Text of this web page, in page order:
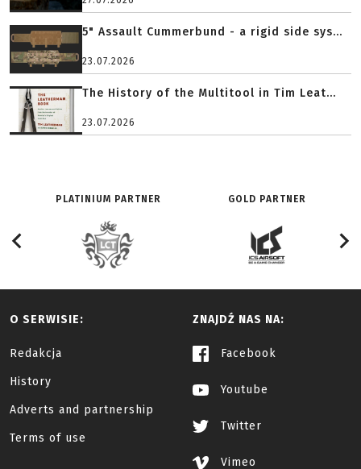
5" Assault Cummerbund - a rigid side sys...
23.07.2026
The History of the Multitool in Tim Leat...
23.07.2026
PLATINIUM PARTNER GOLD PARTNER
O SERWISIE:
Redakcja
History
Adverts and partnership
Terms of use
ZNAJDŹ NAS NA:
Facebook
Youtube
Twitter
Vimeo